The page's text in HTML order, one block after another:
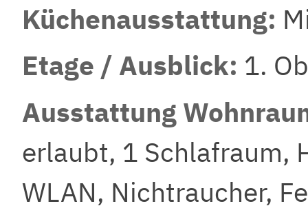
Küchenausstattung:
Etage / Ausblick: 1.
Ausstattung
erlaubt, 1 Schlafraum,
WLAN, Nichtraucher,